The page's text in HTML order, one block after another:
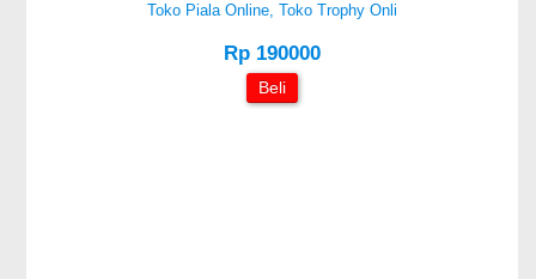
Toko Piala Online, Toko Trophy Onli
Rp 190000
Beli